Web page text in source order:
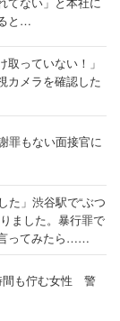
と…
取っていない！」
メラを確認した
罪もない面接官に
た」渋谷駅で“ぶつ
ました。暴行罪で
ってみたら……
間も佇む女性 警